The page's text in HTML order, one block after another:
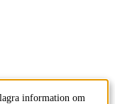
information om